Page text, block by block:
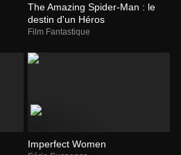
The Amazing Spider-Man : le
destin d'un Héros
Film Fantastique
Imperfect Women